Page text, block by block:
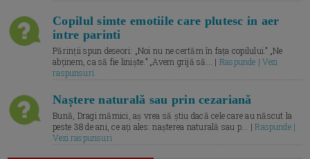
Copilul simte emotiile care plutesc in aer
intre parinti
Părinții spun deseori: „Noi nu ne certăm în fața copilului.” „Ne
abținem, ca să fie liniște.” „Avem grijă să... | Raspunde | Vezi
raspunsuri
Naștere naturală sau prin cezariană
Bună, Dragi mămici, aș vrea să știu dacă cele care au născut la
peste 38 de ani, ce ați ales: nașterea naturală sau p... |Raspunde |
Vezi raspunsuri